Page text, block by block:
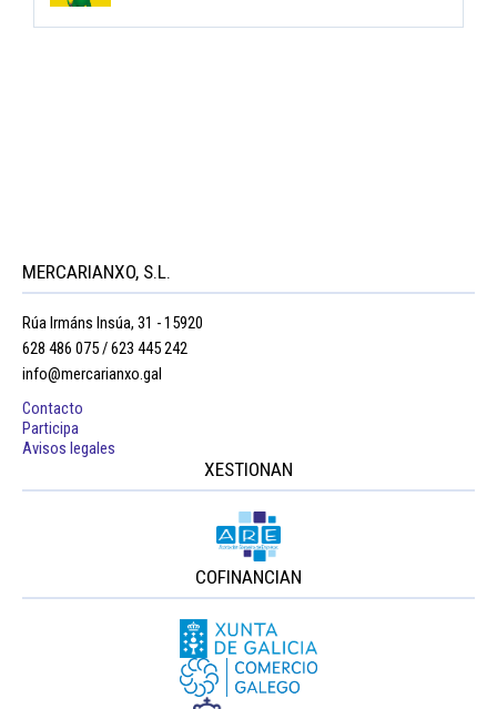
MERCARIANXO, S.L.
Rúa Irmáns Insúa, 31 - 15920
628 486 075 / 623 445 242
info@mercarianxo.gal
Contacto
Participa
Avisos legales
XESTIONAN
COFINANCIAN